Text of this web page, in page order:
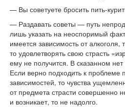
— Вы советуете бросить пить-
— Раздавать советы — путь
лишь указать на неоспоримый
имеется зависимость от алкоголя,
то удовлетворять свою страсть «
ему не получится. В сказанном
Если верно подходить к проблеме
зависимостей, то чувства
от предмета страсти совершенно
и возникает, то не надолго.